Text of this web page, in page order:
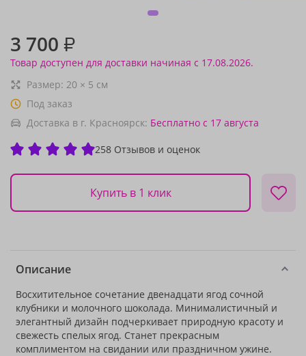
3 700 ₽
Товар доступен для доставки начиная с 17.08.2026.
Размер: 20 × 5 см
Под заказ
Доставка в г. Красноярск: Бесплатно с 17 августа
258 Отзывов и оценок
Купить в 1 клик
Описание
Восхитительное сочетание двенадцати ягод сочной
клубники и молочного шоколада. Минималистичный и
элегантный дизайн подчеркивает природную красоту и
свежесть спелых ягод. Станет прекрасным
комплиментом на свидании или праздничном ужине.